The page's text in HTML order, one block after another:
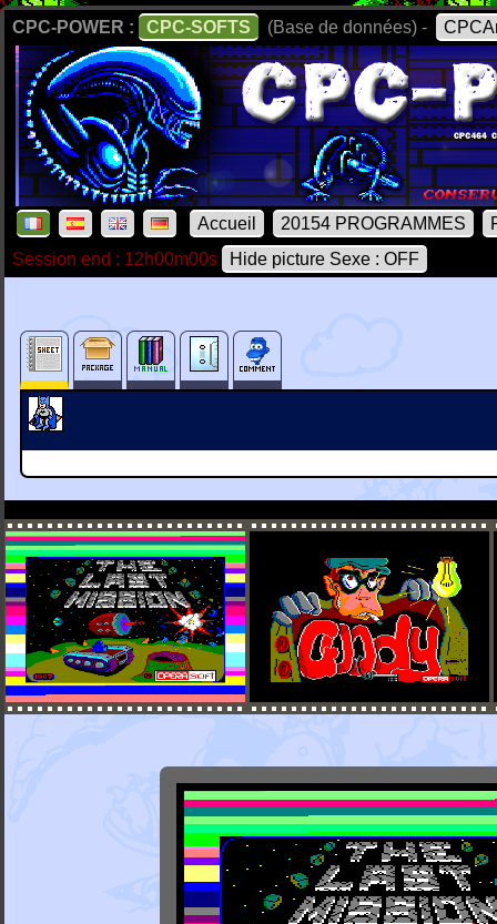
CPC-POWER : CPC-SOFTS (Base de données) -
Accueil 20154 PROGRAMMES
Session end : 12h00m00s
Hide picture Sexe : OFF